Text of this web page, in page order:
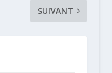
SUIVANT